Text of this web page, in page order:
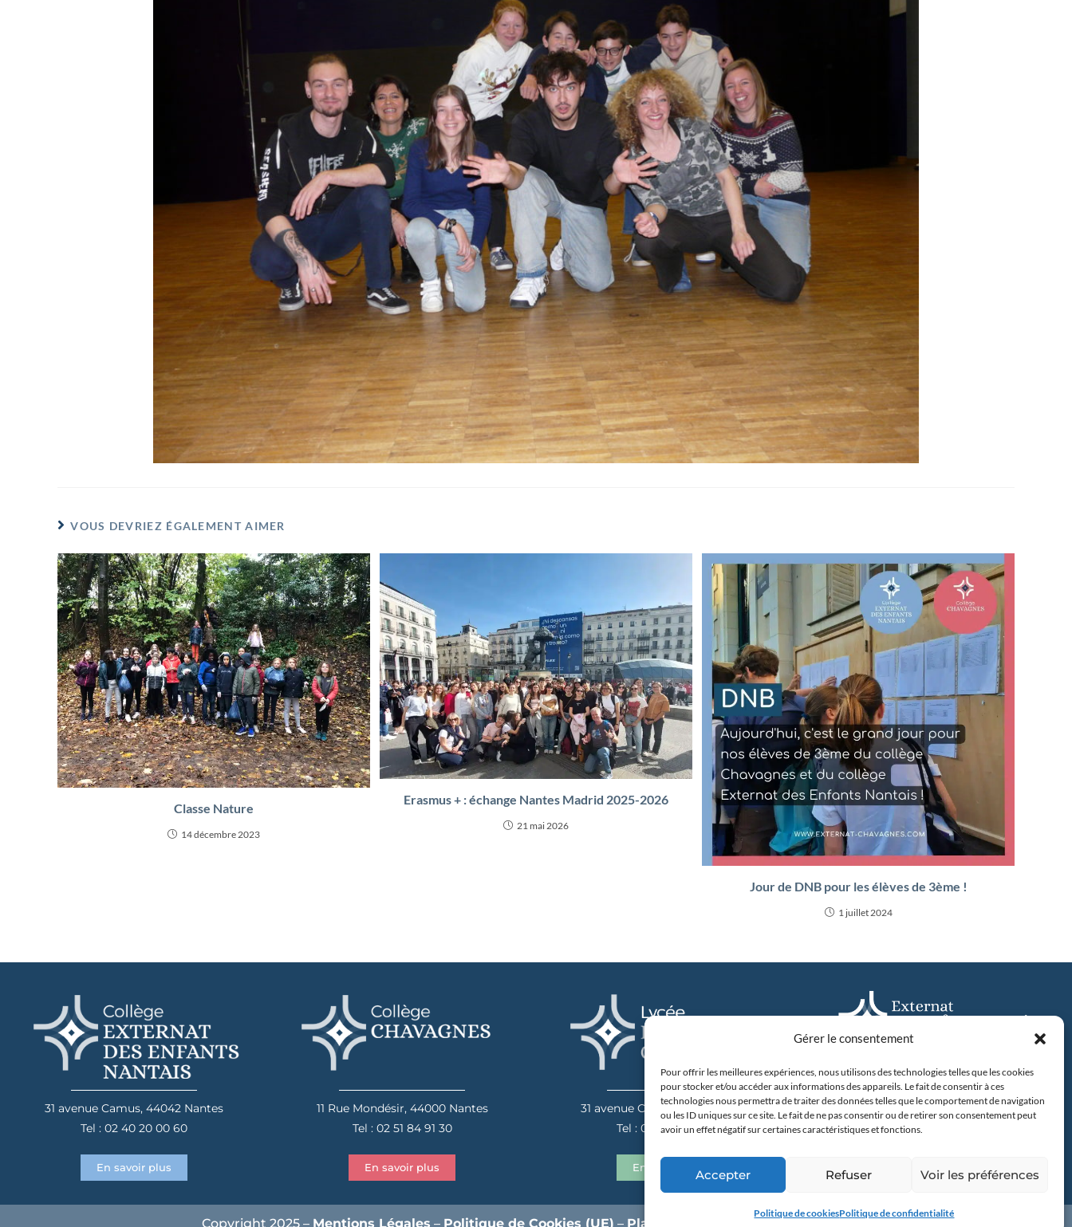
Gérer le consentement
Pour offrir les meilleures expériences, nous utilisons des technologies telles que les cookies
pour stocker et/ou accéder aux informations des appareils. Le fait de consentir à ces
technologies nous permettra de traiter des données telles que le comportement de navigation
ou les ID uniques sur ce site. Le fait de ne pas consentir ou de retirer son consentement peut
avoir un effet négatif sur certaines caractéristiques et fonctions.
Accepter Refuser Voir les préférences
Politique de cookiesPolitique de confidentialité
VOUS DEVRIEZ ÉGALEMENT AIMER
Classe Nature
14 décembre 2023
Erasmus + : échange Nantes Madrid 2025-2026
21 mai 2026
Jour de DNB pour les élèves de 3ème !
1 juillet 2024
31 avenue Camus, 44042 Nantes
Tel : 02 40 20 00 60
En savoir plus
11 Rue Mondésir, 44000 Nantes
Tel : 02 51 84 91 30
En savoir plus
31 avenue Camus, 44042 Nantes
Tel : 02 40 20 00 60
En savoir plus
31 avenue Camus, 44042 Nantes
Tel : 02 40 20 00 60
Copyright 2025 – Mentions Légales – Politique de Cookies (UE) – Plan du site